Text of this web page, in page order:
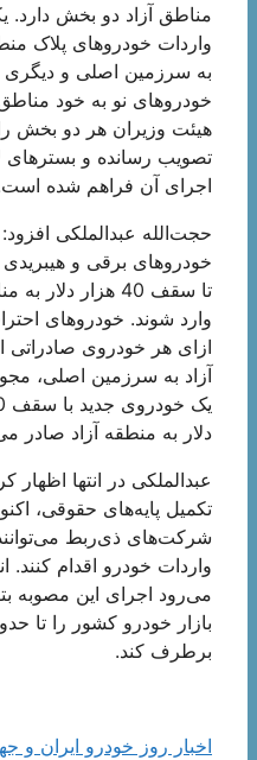
مناطق آزاد دو بخش دارد.
واردات خودروهای پلاک
به سرزمین اصلی و دیگری
خودروهای نو به خود مناطق
هیئت وزیران هر دو بخش را
تصویب رسانده و بسترهای
اجرای آن فراهم شده است.
حجت‌الله عبدالملکی افزود:
خودروهای برقی و هیبریدی
تا سقف 40 هزار دلار به
وارد شوند. خودروهای
ازای هر خودروی صادراتی
آزاد به سرزمین اصلی،
دلار به منطقه آزاد صادر
عبدالملکی در انتها اظهار
تکمیل پایه‌های حقوقی،
شرکت‌های ذی‌ربط می‌توانند
واردات خودرو اقدام کنند.
می‌رود اجرای این مصوبه
بازار خودرو کشور را تا
برطرف کند.
اخبار روز خودرو ایران و